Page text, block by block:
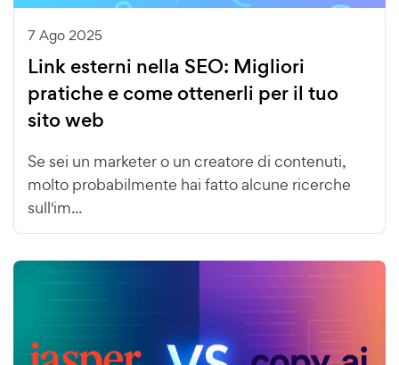
7 Ago 2025
Link esterni nella SEO: Migliori
pratiche e come ottenerli per il tuo
sito web
Se sei un marketer o un creatore di contenuti,
molto probabilmente hai fatto alcune ricerche
sull'im...